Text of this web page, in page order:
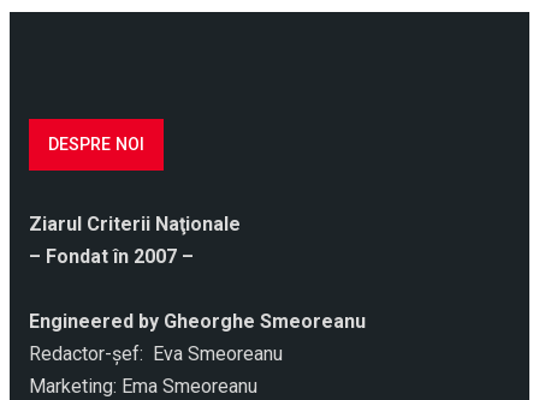
DESPRE NOI
Ziarul Criterii Naţionale
– Fondat în 2007 –
Engineered by Gheorghe Smeoreanu
Redactor-şef: Eva Smeoreanu
Marketing: Ema Smeoreanu